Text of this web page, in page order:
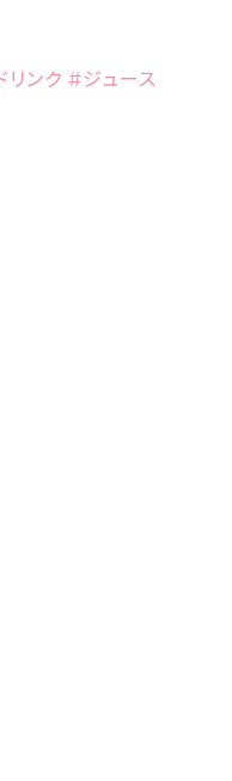
ク #ジュース